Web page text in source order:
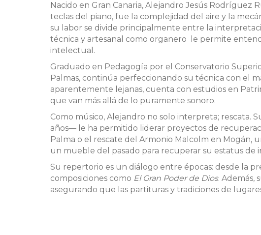
Nacido en Gran Canaria, Alejandro Jesús
teclas del piano, fue la complejidad del aire y la
su labor se divide principalmente entre la
técnica y artesanal como organero le permite
intelectual.
Graduado en Pedagogía por el Conservatorio
Palmas, continúa perfeccionando su técnica con el
aparentemente lejanas, cuenta con estudios en
que van más allá de lo puramente sonoro.
Como músico, Alejandro no solo interpreta;
años— le ha permitido liderar proyectos de
Palma o el rescate del Armonio Malcolm en Mogán,
un mueble del pasado para recuperar su estatus de
Su repertorio es un diálogo entre épocas: desde la
composiciones como El Gran Poder de Dios. Además,
asegurando que las partituras y tradiciones de